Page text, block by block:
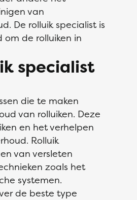
van
De rolluik specialist is
de rolluiken in
specialist
die te maken
van rolluiken. Deze
en het verhelpen
Rolluik
van versleten
zoals het
systemen.
de beste type